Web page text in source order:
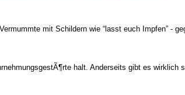
mit Schildern wie “lasst euch Impfen” -
halt. Anderseits gibt es